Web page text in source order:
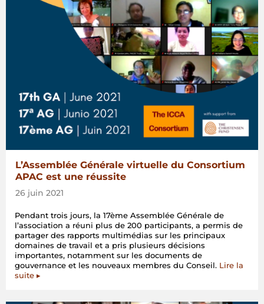
L’Assemblée Générale virtuelle du Consortium
APAC est une réussite
26 juin 2021
Pendant trois jours, la 17ème Assemblée Générale de
l’association a réuni plus de 200 participants, a permis de
partager des rapports multimédias sur les principaux
domaines de travail et a pris plusieurs décisions
importantes, notamment sur les documents de
gouvernance et les nouveaux membres du Conseil. Lire la
suite ▸